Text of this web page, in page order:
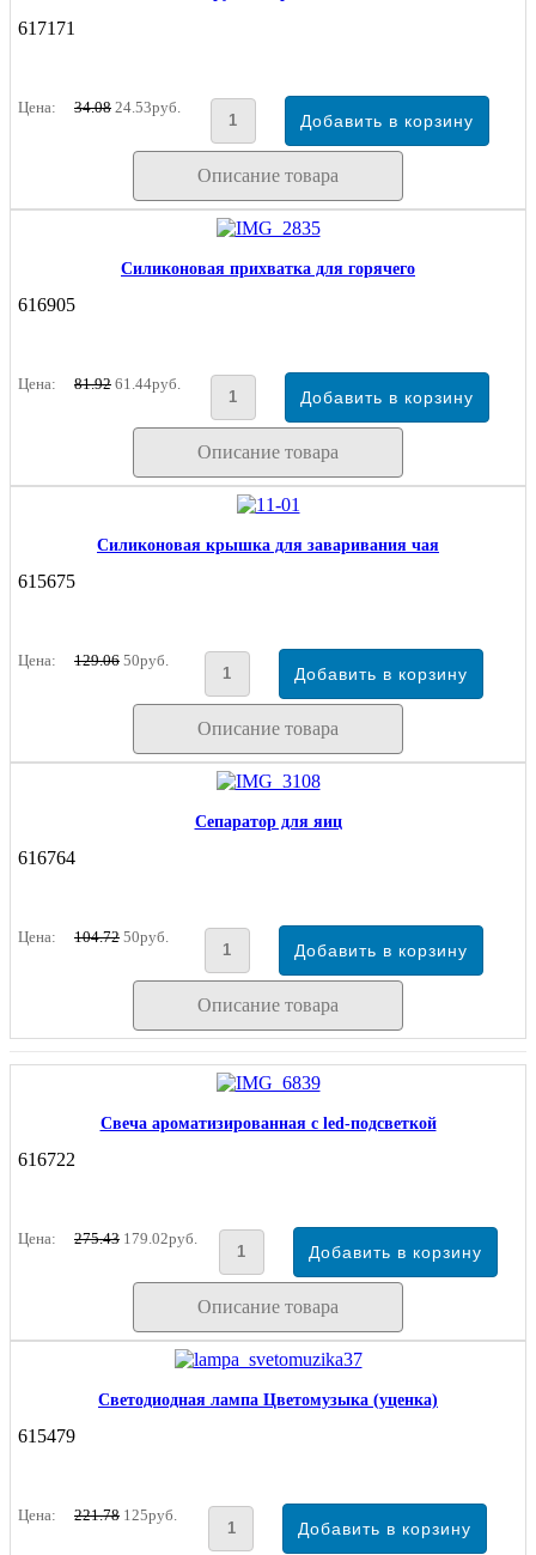
617171
Цена: 34.08 24.53руб.
Описание товара
Силиконовая прихватка для горячего
616905
Цена: 81.92 61.44руб.
Описание товара
Силиконовая крышка для заваривания чая
615675
Цена: 129.06 50руб.
Описание товара
Сепаратор для яиц
616764
Цена: 104.72 50руб.
Описание товара
Свеча ароматизированная с led-подсветкой
616722
Цена: 275.43 179.02руб.
Описание товара
Светодиодная лампа Цветомузыка (уценка)
615479
Цена: 221.78 125руб.